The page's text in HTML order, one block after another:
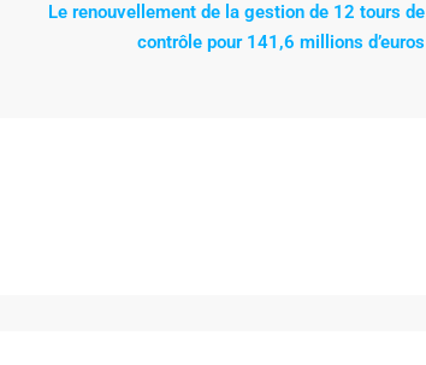
Le renouvellement de la gestion de 12 tours de
contrôle pour 141,6 millions d’euros